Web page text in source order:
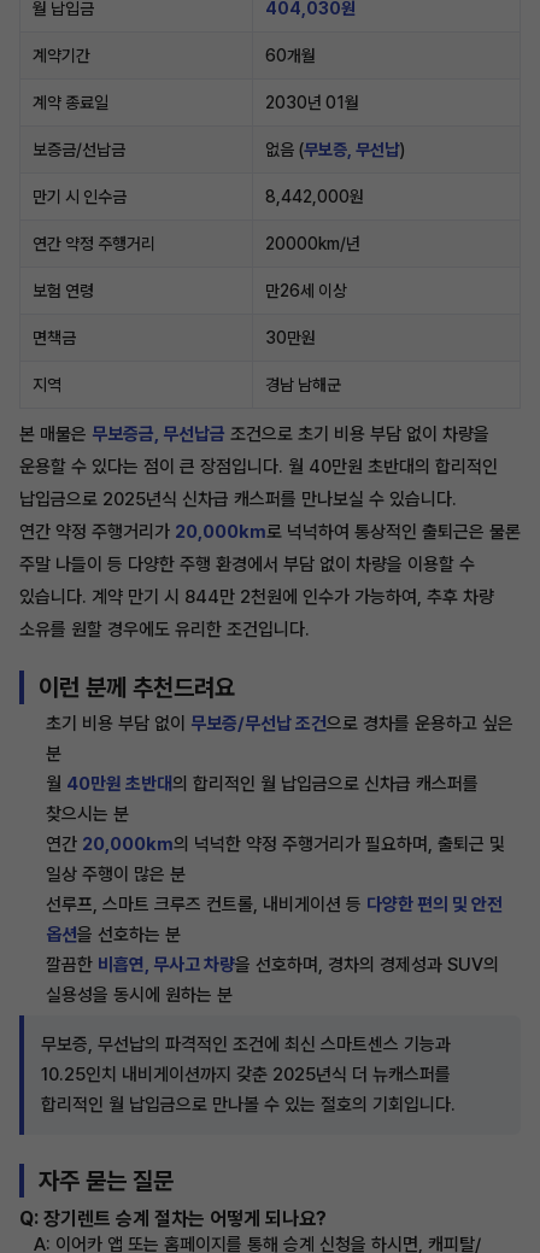
월 납입금 404,030원
계약기간 60개월
계약 종료일 2030년 01월
보증금/선납금 없음 (무보증, 무선납)
만기 시 인수금 8,442,000원
연간 약정 주행거리 20000km/년
보험 연령 만26세 이상
면책금 30만원
지역 경남 남해군
본 매물은 무보증금, 무선납금 조건으로 초기 비용 부담 없이 차량을
운용할 수 있다는 점이 큰 장점입니다. 월 40만원 초반대의 합리적인
납입금으로 2025년식 신차급 캐스퍼를 만나보실 수 있습니다.
연간 약정 주행거리가 20,000km로 넉넉하여 통상적인 출퇴근은 물론
주말 나들이 등 다양한 주행 환경에서 부담 없이 차량을 이용할 수
있습니다. 계약 만기 시 844만 2천원에 인수가 가능하여, 추후 차량
소유를 원할 경우에도 유리한 조건입니다.
이런 분께 추천드려요
초기 비용 부담 없이 무보증/무선납 조건으로 경차를 운용하고 싶은
분
월 40만원 초반대의 합리적인 월 납입금으로 신차급 캐스퍼를
찾으시는 분
연간 20,000km의 넉넉한 약정 주행거리가 필요하며, 출퇴근 및
일상 주행이 많은 분
선루프, 스마트 크루즈 컨트롤, 내비게이션 등 다양한 편의 및 안전
옵션을 선호하는 분
깔끔한 비흡연, 무사고 차량을 선호하며, 경차의 경제성과 SUV의
실용성을 동시에 원하는 분
무보증, 무선납의 파격적인 조건에 최신 스마트센스 기능과
10.25인치 내비게이션까지 갖춘 2025년식 더 뉴캐스퍼를
합리적인 월 납입금으로 만나볼 수 있는 절호의 기회입니다.
자주 묻는 질문
Q: 장기렌트 승계 절차는 어떻게 되나요?
A: 이어카 앱 또는 홈페이지를 통해 승계 신청을 하시면, 캐피탈/